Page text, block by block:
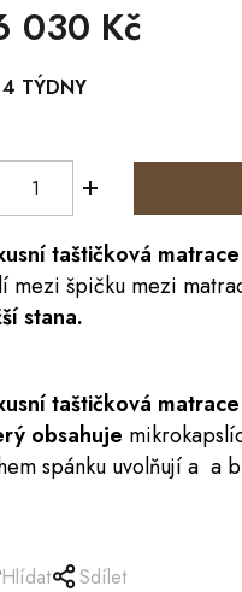
030 Kč
TÝDNY
taštičková matrace
mezi špičku mezi
stana.
taštičková
obsahuje
spánku uvolňují a a
Hlídat Sdílet